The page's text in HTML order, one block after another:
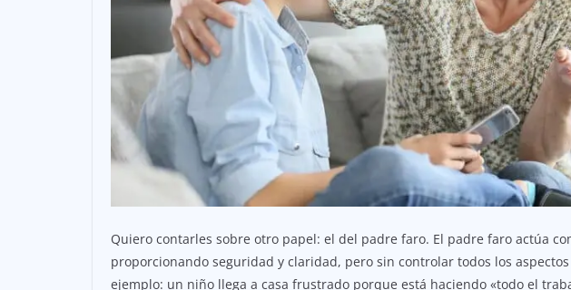
Quiero contarles sobre otro papel: el del padre faro. El padre faro actúa
proporcionando seguridad y claridad, pero sin controlar todos los
ejemplo: un niño llega a casa frustrado porque está haciendo «todo el